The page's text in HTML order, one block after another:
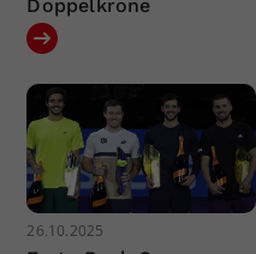
Doppelkrone
26.10.2025